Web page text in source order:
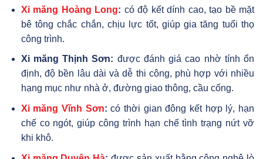
Xi măng Hoàng Long: có độ kết dính cao, tạo bề mặt
bê tông chắc chắn, chịu lực tốt, giúp gia tăng tuổi thọ
công trình.
Xi măng Thịnh Sơn: được đánh giá cao nhờ tính ổn
định, độ bền lâu dài và dễ thi công, phù hợp với nhiều
hạng mục như nhà ở, đường giao thông, cầu cống.
Xi măng Vĩnh Sơn: có thời gian đông kết hợp lý, hạn
chế co ngót, giúp công trình hạn chế tình trạng nứt vỡ
khi khô.